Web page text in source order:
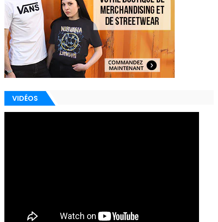
VIDÉOS